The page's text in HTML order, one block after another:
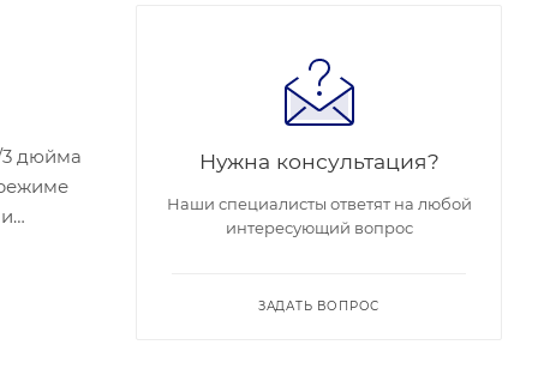
3 дюйма
Нужна консультация?
Наши специалисты ответят на любой
интересующий вопрос
ЗАДАТЬ ВОПРОС